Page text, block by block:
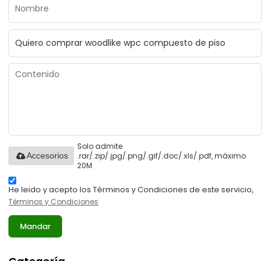
Solo admite
.rar/.zip/.jpg/.png/.gif/.doc/.xls/.pdf, máximo
20M
Accesorios
He leido y acepto los Términos y Condiciones de este servicio,
Términos y Condiciones
Mandar